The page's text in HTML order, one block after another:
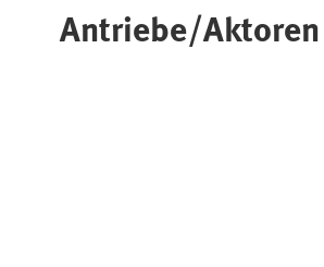
Antriebe/Aktoren